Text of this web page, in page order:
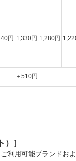
円 1,330円 1,280円
＋510円
）］
利用可能ブランドおよ